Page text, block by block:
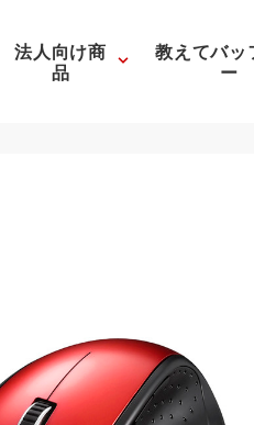
法人向け商
品
教えてバッ
ー